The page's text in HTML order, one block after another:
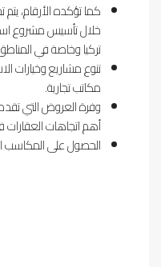
كما تؤكده الأرقام، يتم
خلال تأسيس مشروع
تركيا وخاصة في
تنوع مشاريع وخيارات
مكاتب تجارية.
وفرة العروض التي
أهم اتجاهات العقارات
الحصول على المكاسب